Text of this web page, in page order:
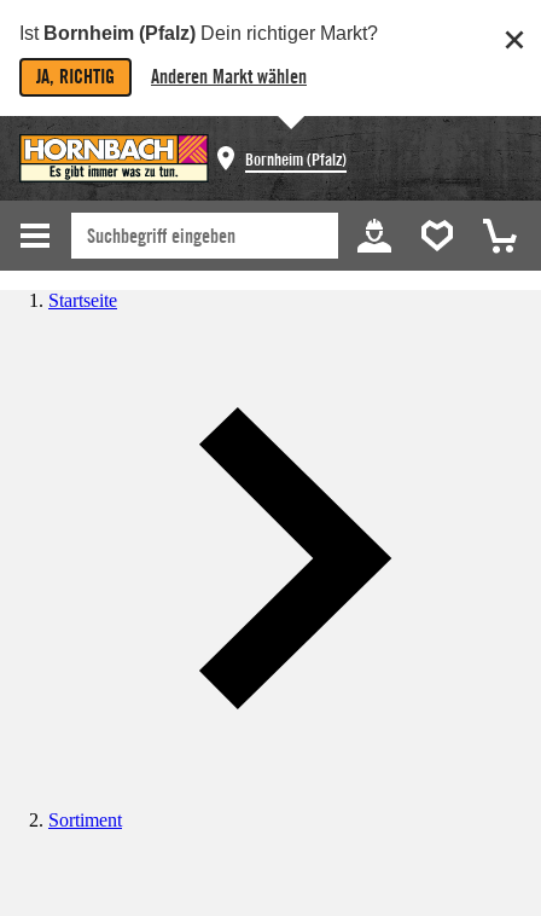
Ist Bornheim (Pfalz) Dein richtiger Markt?
JA, RICHTIG Anderen Markt wählen
Bornheim (Pfalz)
Startseite
Sortiment